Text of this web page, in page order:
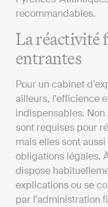
recommandables.
La réactivité
entrantes
Pour un cabinet
ailleurs, l'efficience
indispensables.
sont requises pour
mais elles sont
obligations légales.
dispose
explications ou se
par l'administration